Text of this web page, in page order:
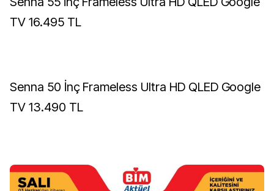
TV 16.495 TL
Senna 50 İnç Frameless Ultra HD QLED Google
TV 13.490 TL